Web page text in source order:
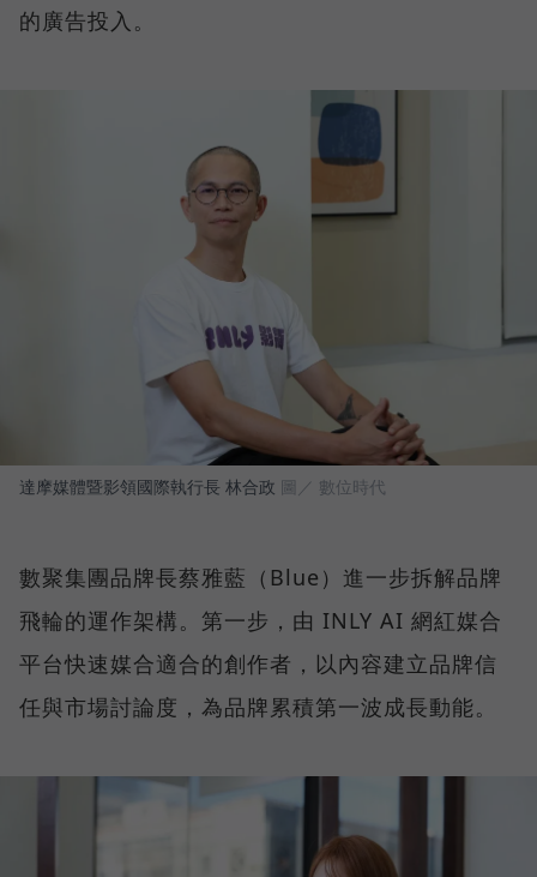
的廣告投入。
達摩媒體暨影領國際執行長 林合政 圖／ 數位時代
數聚集團品牌長蔡雅藍（Blue）進一步拆解品牌
飛輪的運作架構。第一步，由 INLY AI 網紅媒合
平台快速媒合適合的創作者，以內容建立品牌信
任與市場討論度，為品牌累積第一波成長動能。